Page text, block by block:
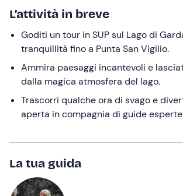
shortcuts
for
changing
dates.
L’attività in breve
Goditi un tour in SUP sul Lago di
tranquillità fino a Punta San Vigilio.
Ammira paesaggi incantevoli e
dalla magica atmosfera del lago.
Trascorri qualche ora di svago e
aperta in compagnia di guide
La tua guida